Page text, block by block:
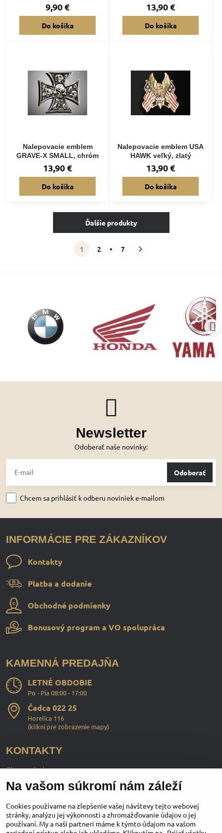
9,90 €
Do košíka
13,90 €
Do košíka
Nalepovacie emblem
GRAVE-X SMALL, chróm
13,90 €
Do košíka
Nalepovacie emblem USA
HAWK veľký, zlatý
13,90 €
Do košíka
Ďalšie produkty
1 2 7
Newsletter
Odoberať naše novinky:
Odoberať
Chcem sa prihlásiť k odberu noviniek e-mailom
INFORMÁCIE PRE ZÁKAZNÍKOV
Kontakty
Platba a dodanie
Obchodné podmienky
Bonusový program a VO spolupráca
KAMENNÁ PREDAJŇA
LETNÉ OBDOBIE
Po - Pia 08:00 - 17:00
Čadca 022 25
Horelica 116
(klikni pre zobrazenie mapy)
KONTAKTY
ChopperStyle s.r.o.
Ing. Martin Murčo
+421 911 364 555
obchod​@chopperstyle​.sk
Na vašom súkromí nám záleží
Cookies používame na zlepšenie vašej návštevy tejto webovej
stránky, analýzu jej výkonnosti a zhromažďovanie údajov o jej
používaní. My a naši partneri máme k týmto údajom na vašom